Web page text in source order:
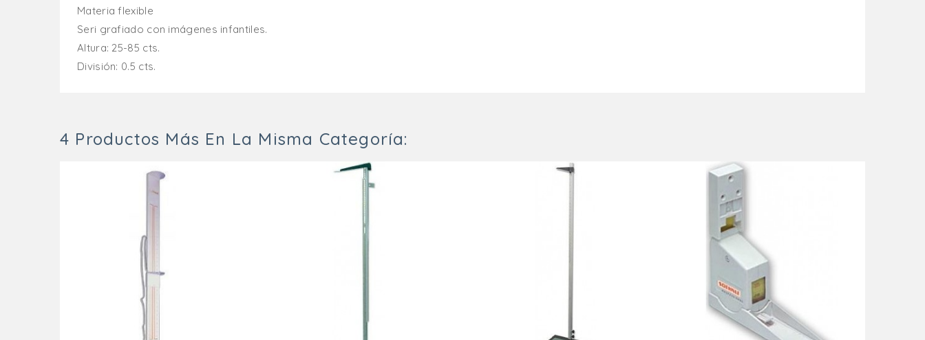
Materia flexible
Seri grafiado con imágenes infantiles.
Altura: 25-85 cts.
División: 0.5 cts.
4 Productos Más En La Misma Categoría: